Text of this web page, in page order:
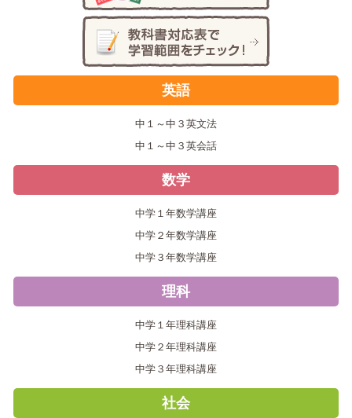
英語
中１～中３英文法
中１～中３英会話
数学
中学１年数学講座
中学２年数学講座
中学３年数学講座
理科
中学１年理科講座
中学２年理科講座
中学３年理科講座
社会